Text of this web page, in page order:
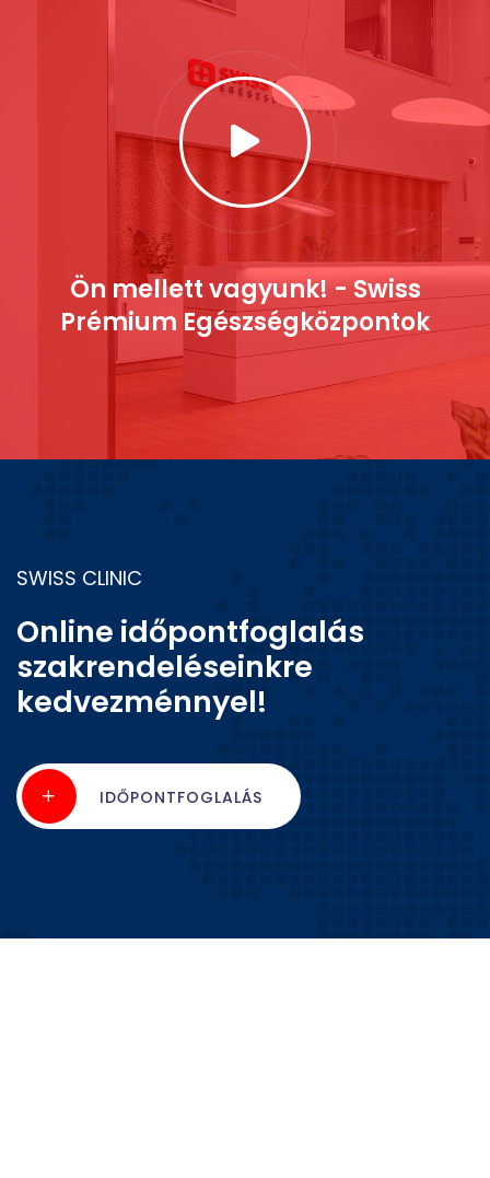
Ön mellett vagyunk! - Swiss
Prémium Egészségközpontok
SWISS CLINIC
Online időpontfoglalás
szakrendeléseinkre
kedvezménnyel!
IDŐPONTFOGLALÁS